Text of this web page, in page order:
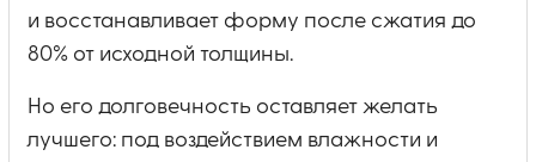
и восстанавливает форму после сжатия до
80% от исходной толщины.
Но его долговечность оставляет желать
лучшего: под воздействием влажности и